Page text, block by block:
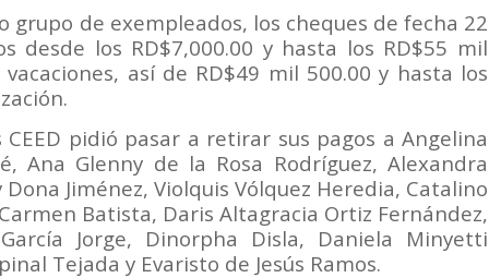
grupo de exempleados, los cheques de fecha 22
desde los RD$7,000.00 y hasta los RD$55 mil
así de RD$49 mil 500.00 y hasta los
pidió pasar a retirar sus pagos a Angelina
Ana Glenny de la Rosa Rodríguez, Alexandra
Jiménez, Violquis Vólquez Heredia, Catalino
Batista, Daris Altagracia Ortiz Fernández,
Jorge, Dinorpha Disla, Daniela Minyetti
Tejada y Evaristo de Jesús Ramos.